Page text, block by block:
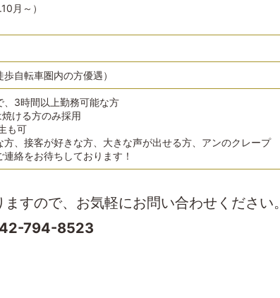
月～）
自転車圏内の方優遇）
、3時間以上勤務可能な方
焼ける方のみ採用
も可
方、接客が好きな方、大きな声が出せる方、アンのクレープ
絡をお待ちしております！
すので、お気軽にお問い合わせください。
794-8523